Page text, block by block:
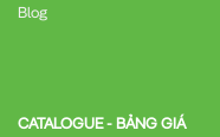
Blog
CATALOGUE - BẢNG GIÁ